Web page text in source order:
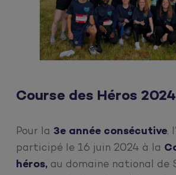
Course des Héros 2024
Pour la 3e année consécutive,
participé le 16 juin 2024 à la
héros, au domaine national de